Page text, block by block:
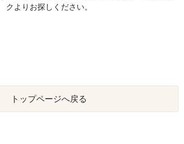
クよりお探しください。
トップページへ戻る